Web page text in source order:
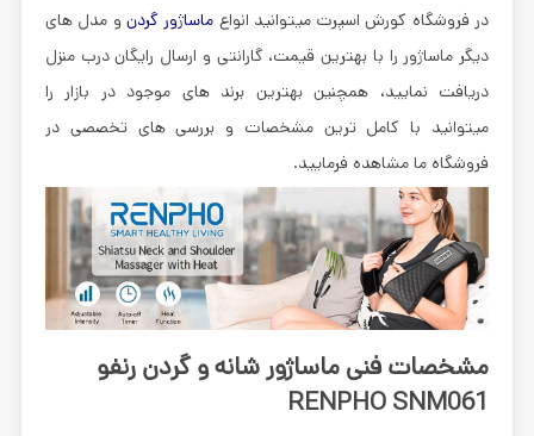
در فروشگاه کورش اسپرت میتوانید انواع ماساژور گردن و مدل های
دیگر ماساژور را با بهترین قیمت، گارانتی و ارسال رایگان درب منزل
دریافت نمایید، همچنین بهترین برند های موجود در بازار را
میتوانید با کامل ترین مشخصات و بررسی های تخصصی در
فروشگاه ما مشاهده فرمایید.
مشخصات فنی ماساژور شانه و گردن رنفو
RENPHO SNM061